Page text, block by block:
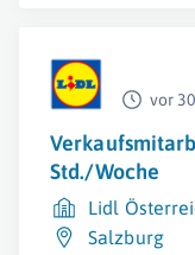
vor
Std./Woche
Lidl
Salzburg